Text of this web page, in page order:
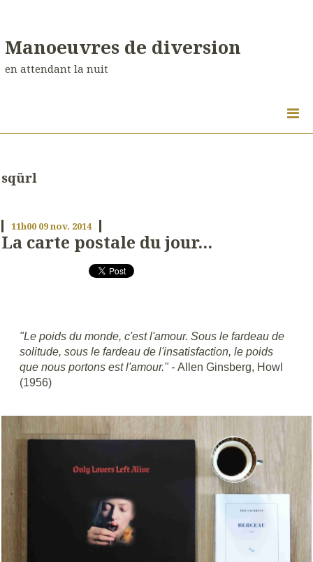
Manoeuvres de diversion
en attendant la nuit
sqürl
11h00 09nov. 2014
La carte postale du jour...
"Le poids du monde, c'est l'amour. Sous le fardeau de
solitude, sous le fardeau de l'insatisfaction, le poids
que nous portons est l'amour." -Allen Ginsberg, Howl
(1956)